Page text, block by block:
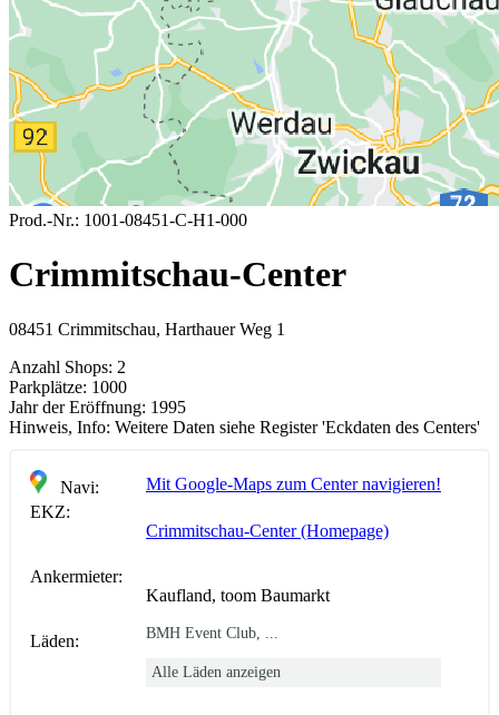
Prod.-Nr.: 1001-08451-C-H1-000
Crimmitschau-Center
08451 Crimmitschau, Harthauer Weg 1
Anzahl Shops: 2
Parkplätze: 1000
Jahr der Eröffnung: 1995
Hinweis, Info: Weitere Daten siehe Register 'Eckdaten des Centers'
Navi:
Mit Google-Maps zum Center navigieren!
EKZ:
Crimmitschau-Center (Homepage)
Ankermieter:
Kaufland, toom Baumarkt
Läden: BMH Event Club, ...
Alle Läden anzeigen